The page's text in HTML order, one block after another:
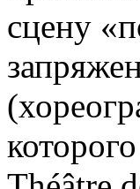
сцену